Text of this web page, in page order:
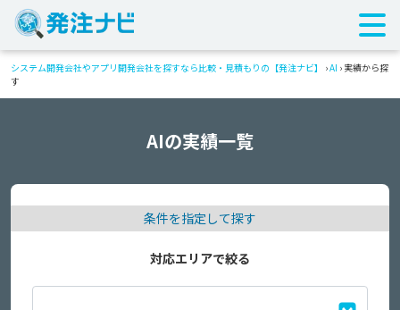
システム開発会社やアプリ開発会社を探すなら比較・見積もりの【発注ナビ】 ›AI › 実績から探
す
AIの実績一覧
条件を指定して探す
対応エリアで絞る